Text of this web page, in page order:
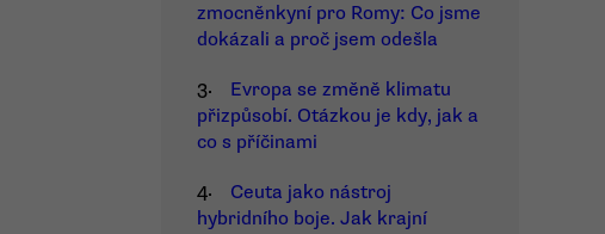
zmocněnkyní pro Romy: Co jsme
dokázali a proč jsem odešla
3.
Evropa se změně klimatu
přizpůsobí. Otázkou je kdy, jak a
co s příčinami
4.
Ceuta jako nástroj
hybridního boje. Jak krajní